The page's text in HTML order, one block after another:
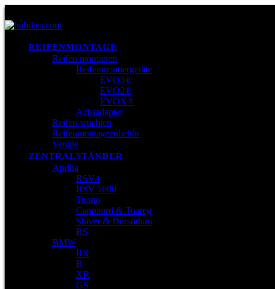
REIFENMONTAGE
Reifen montieren
Reifenmontiergeräte
EVO3®
EVO2®
EVOX®
Achsadapter
Reifen wuchten
Reifenmontagezubehör
Ventile
ZENTRALSTÄNDER
Aprilia
RSV4
RSV 1000
Tuono
Caponord & Tuareg
Shiver & Dorsoduro
RS
BMW
RR
R
XR
GS